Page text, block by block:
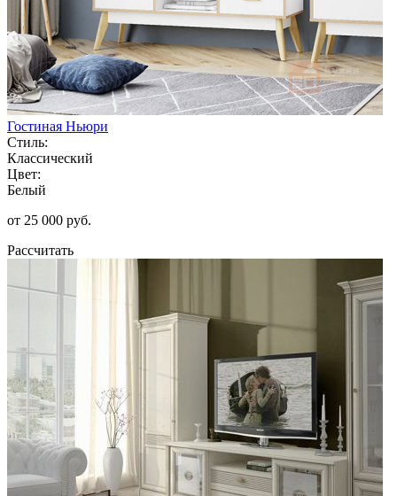
Гостиная Ньюри
Стиль:
Классический
Цвет:
Белый
от 25 000 руб.
Рассчитать